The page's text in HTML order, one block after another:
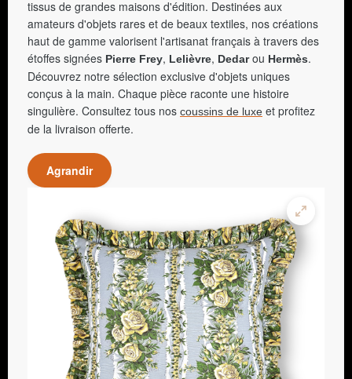
tissus de grandes maisons d'édition. Destinées aux
amateurs d'objets rares et de beaux textiles, nos créations
haut de gamme valorisent l'artisanat français à travers des
étoffes signées Pierre Frey, Lelièvre, Dedarou Hermès.
Découvrez notre sélection exclusive d'objets uniques
conçus à la main. Chaque pièce raconte une histoire
singulière. Consultez tous nos coussins de luxe et profitez
de la livraison offerte.
Agrandir